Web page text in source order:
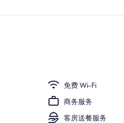
档床上用品、羽绒被、加厚床垫、办公桌
免费 Wi-Fi
商务服务
客房送餐服务